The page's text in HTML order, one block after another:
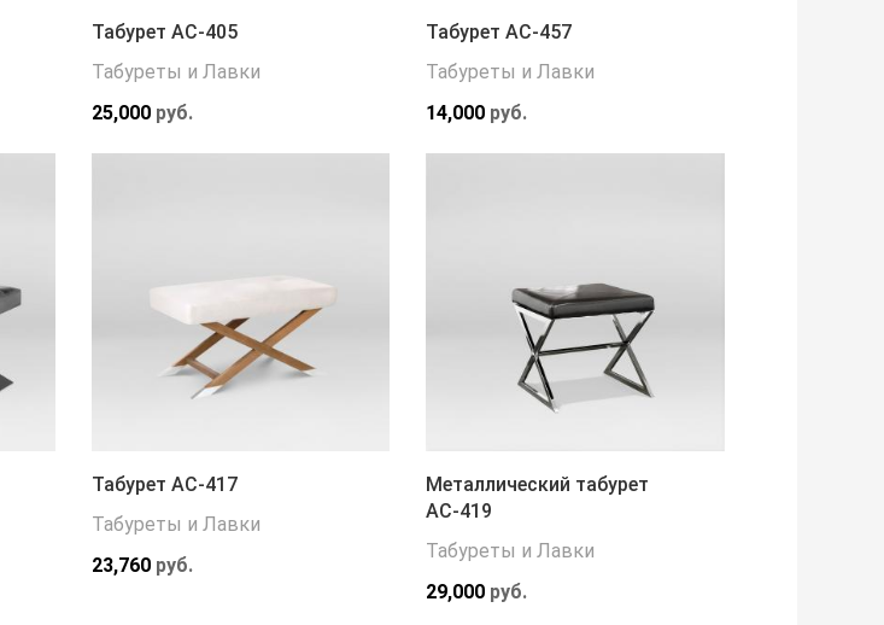
Табурет АС-405
Табуреты и Лавки
25,000руб.
Табурет АС-457
Табуреты и Лавки
14,000 руб.
Табурет АС-417
Табуреты и Лавки
23,760руб.
Металлический табурет
АС-419
Табуреты и Лавки
29,000 руб.